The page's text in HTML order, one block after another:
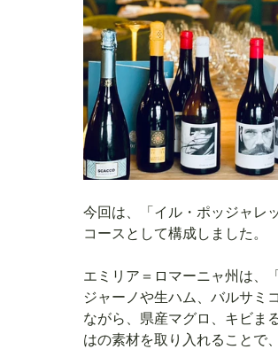
今回は、「イル・ポッジャレ
コースとして構成しました。
エミリア＝ロマーニャ州は、
ジャーノや生ハム、バルサミ
ながら、県産マグロ、キビま
はの素材を取り入れることで